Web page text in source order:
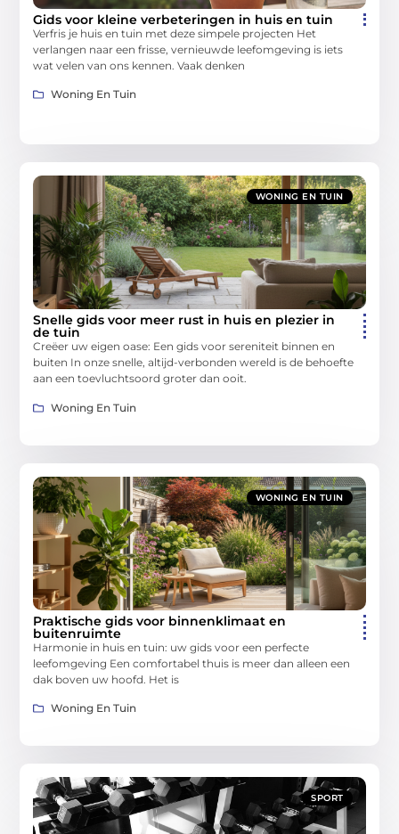
Gids voor kleine verbeteringen in huis en tuin
Verfris je huis en tuin met deze simpele projecten Het
verlangen naar een frisse, vernieuwde leefomgeving is iets
wat velen van ons kennen. Vaak denken
Woning En Tuin
WONING EN TUIN
Snelle gids voor meer rust in huis en plezier in
de tuin
Creëer uw eigen oase: Een gids voor sereniteit binnen en
buiten In onze snelle, altijd-verbonden wereld is de behoefte
aan een toevluchtsoord groter dan ooit.
Woning En Tuin
WONING EN TUIN
Praktische gids voor binnenklimaat en
buitenruimte
Harmonie in huis en tuin: uw gids voor een perfecte
leefomgeving Een comfortabel thuis is meer dan alleen een
dak boven uw hoofd. Het is
Woning En Tuin
SPORT